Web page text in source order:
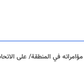
في المنطقة/ على